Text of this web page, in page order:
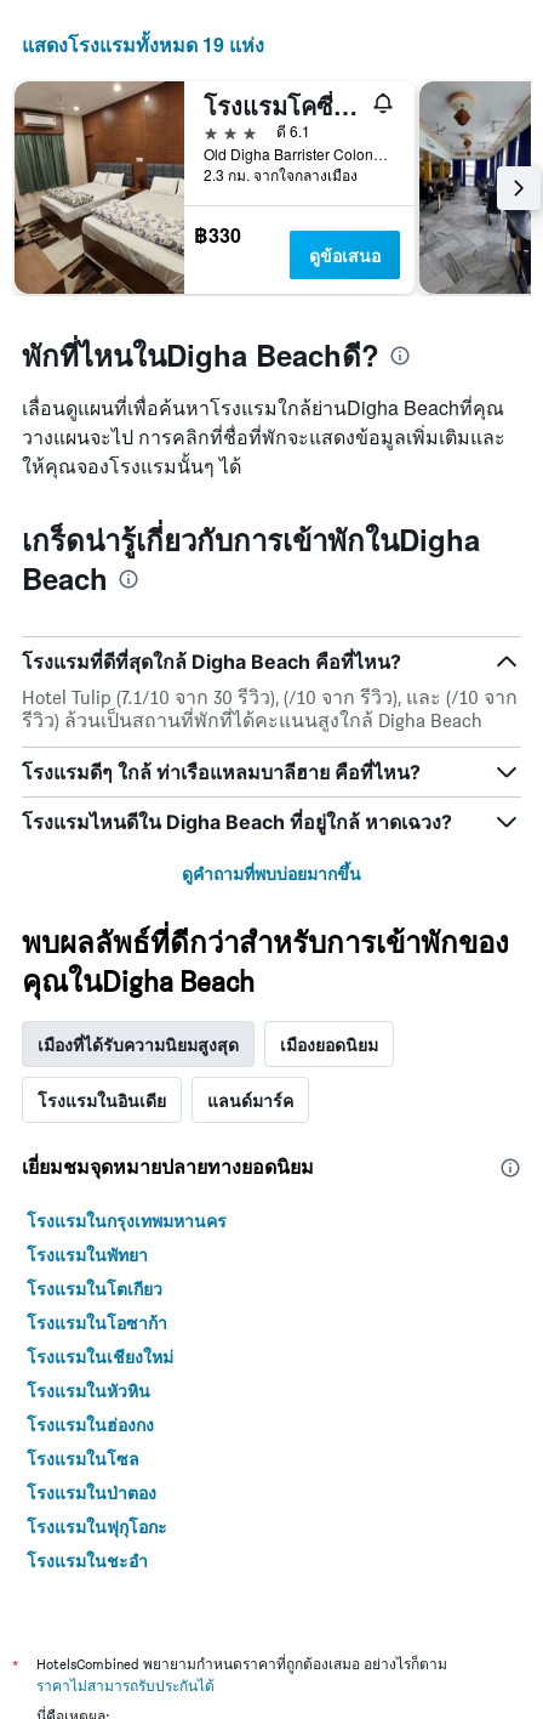
แสดงโรงแรมทั้งหมด 19 แห่ง
โรงแรมโคซี่อินน์
3 ดาว
ดี 6.1
Old Digha Barrister Colony Rd, Digha, อินเดีย
2.3 กม. จากใจกลางเมือง
฿330
ดูข้อเสนอ
พักที่ไหนในDigha Beachดี?
เลื่อนดูแผนที่เพื่อค้นหาโรงแรมใกล้ย่านDigha Beachที่คุณ
วางแผนจะไป การคลิกที่ชื่อที่พักจะแสดงข้อมูลเพิ่มเติมและ
ให้คุณจองโรงแรมนั้นๆ ได้
เกร็ดน่ารู้เกี่ยวกับการเข้าพักในDigha
Beach
โรงแรมที่ดีที่สุดใกล้ Digha Beach คือที่ไหน?
Hotel Tulip (7.1/10 จาก 30 รีวิว), (/10 จาก รีวิว), และ (/10 จาก
รีวิว) ล้วนเป็นสถานที่พักที่ได้คะแนนสูงใกล้ Digha Beach
โรงแรมดีๆ ใกล้ ท่าเรือแหลมบาลีฮาย คือที่ไหน?
โรงแรมไหนดีใน Digha Beach ที่อยู่ใกล้ หาดเฉวง?
ดูคำถามที่พบบ่อยมากขึ้น
พบผลลัพธ์ที่ดีกว่าสำหรับการเข้าพักของ
คุณในDigha Beach
เมืองที่ได้รับความนิยมสูงสุด เมืองยอดนิยม
โรงแรมในอินเดีย แลนด์มาร์ค
เยี่ยมชมจุดหมายปลายทางยอดนิยม
โรงแรมในกรุงเทพมหานคร
โรงแรมในพัทยา
โรงแรมในโตเกียว
โรงแรมในโอซาก้า
โรงแรมในเชียงใหม่
โรงแรมในหัวหิน
โรงแรมในฮ่องกง
โรงแรมในโซล
โรงแรมในป่าตอง
โรงแรมในฟุกุโอกะ
โรงแรมในชะอำ
โรงแรมในเกาะสมุย
โรงแรมในเซี่ยงไฮ้
*
HotelsCombined พยายามกำหนดราคาที่ถูกต้องเสมอ อย่างไรก็ตาม
ราคาไม่สามารถรับประกันได้